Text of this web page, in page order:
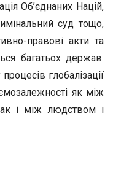
Об’єднаних Націй,
суд тощо,
правові акти та
багатьох держав.
глобалізації
як між
і між людством і